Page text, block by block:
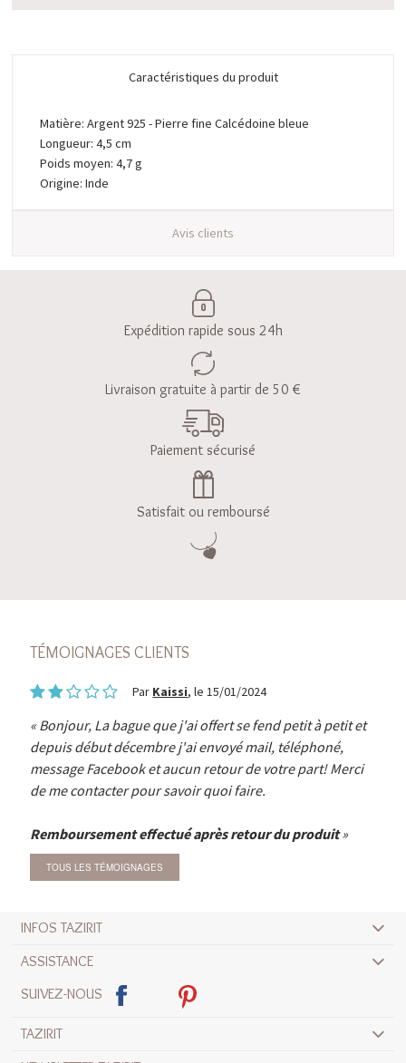
Caractéristiques du produit
Matière: Argent 925 - Pierre fine Calcédoine bleue
Longueur: 4,5 cm
Poids moyen: 4,7 g
Origine: Inde
Avis clients
Expédition rapide sous 24h
Livraison gratuite à partir de 50 €
Paiement sécurisé
Satisfait ou remboursé
TÉMOIGNAGES CLIENTS
Par Kaissi, le 15/01/2024
Bonjour, La bague que j'ai offert se fend petit à petit et
depuis début décembre j'ai envoyé mail, téléphoné,
message Facebook et aucun retour de votre part! Merci
de me contacter pour savoir quoi faire.
Remboursement effectué après retour du produit
TOUS LES TÉMOIGNAGES
INFOS TAZIRIT
ASSISTANCE
SUIVEZ-NOUS
TAZIRIT